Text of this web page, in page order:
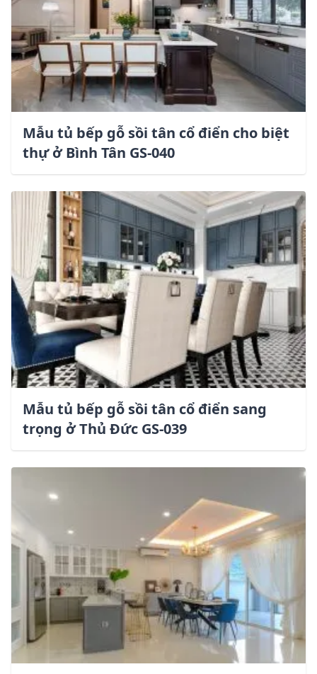
Mẫu tủ bếp gỗ sồi tân cổ điển cho biệt
thự ở Bình Tân GS-040
Mẫu tủ bếp gỗ sồi tân cổ điển sang
trọng ở Thủ Đức GS-039